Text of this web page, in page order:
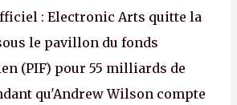
: Electronic Arts quitte la
le pavillon du fonds
(PIF) pour 55 milliards de
qu'Andrew Wilson compte